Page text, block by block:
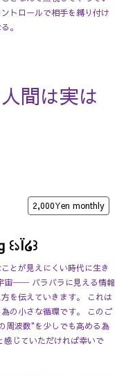
トロールで相手を縛り付け
。
間は実は
2,000Yen monthly
໒꒱
とが見えにくい時代に生き
宙── バラバラに見える情報
を伝えていきます。 これは
の小さな循環です。 このご
周波数"を少しでも高める為
感じていただければ幸いで